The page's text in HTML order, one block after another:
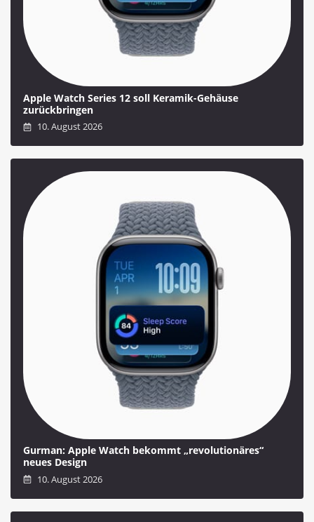
Apple Watch Series 12 soll Keramik-Gehäuse
zurückbringen
10. August 2026
Gurman: Apple Watch bekommt „revolutionäres“
neues Design
10. August 2026